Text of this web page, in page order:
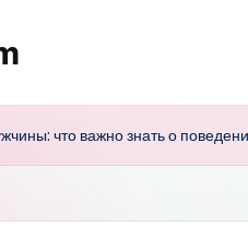
что важно знать о